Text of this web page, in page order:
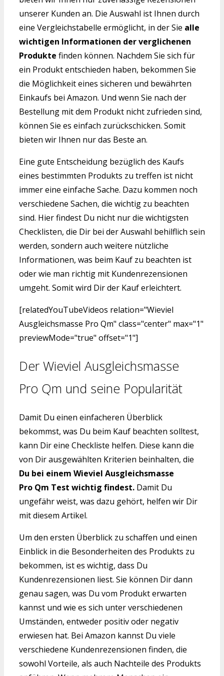
unserer Kunden an. Die Auswahl ist Ihnen durch
eine Vergleichstabelle ermöglicht, in der Sie alle
wichtigen Informationen der verglichenen
Produkte finden können. Nachdem Sie sich für
ein Produkt entschieden haben, bekommen Sie
die Möglichkeit eines sicheren und bewährten
Einkaufs bei Amazon. Und wenn Sie nach der
Bestellung mit dem Produkt nicht zufrieden sind,
können Sie es einfach zurückschicken. Somit
bieten wir Ihnen nur das Beste an.
Eine gute Entscheidung bezüglich des Kaufs
eines bestimmten Produkts zu treffen ist nicht
immer eine einfache Sache. Dazu kommen noch
verschiedene Sachen, die wichtig zu beachten
sind. Hier findest Du nicht nur die wichtigsten
Checklisten, die Dir bei der Auswahl behilflich sein
werden, sondern auch weitere nützliche
Informationen, was beim Kauf zu beachten ist
oder wie man richtig mit Kundenrezensionen
umgeht. Somit wird Dir der Kauf erleichtert.
[relatedYouTubeVideos relation="Wieviel
Ausgleichsmasse Pro Qm" class="center" max="1"
previewMode="true" offset="1"]
Der Wieviel Ausgleichsmasse
Pro Qm und seine Popularität
Damit Du einen einfacheren Überblick
bekommst, was Du beim Kauf beachten solltest,
kann Dir eine Checkliste helfen. Diese kann die
von Dir ausgewählten Kriterien beinhalten, die
Du bei einem Wieviel Ausgleichsmasse
Pro Qm Test wichtig findest. Damit Du
ungefähr weist, was dazu gehört, helfen wir Dir
mit diesem Artikel.
Um den ersten Überblick zu schaffen und einen
Einblick in die Besonderheiten des Produkts zu
bekommen, ist es wichtig, dass Du
Kundenrezensionen liest. Sie können Dir dann
genau sagen, was Du vom Produkt erwarten
kannst und wie es sich unter verschiedenen
Umständen, entweder positiv oder negativ
erwiesen hat. Bei Amazon kannst Du viele
verschiedene Kundenrezensionen finden, die
sowohl Vorteile, als auch Nachteile des Produkts